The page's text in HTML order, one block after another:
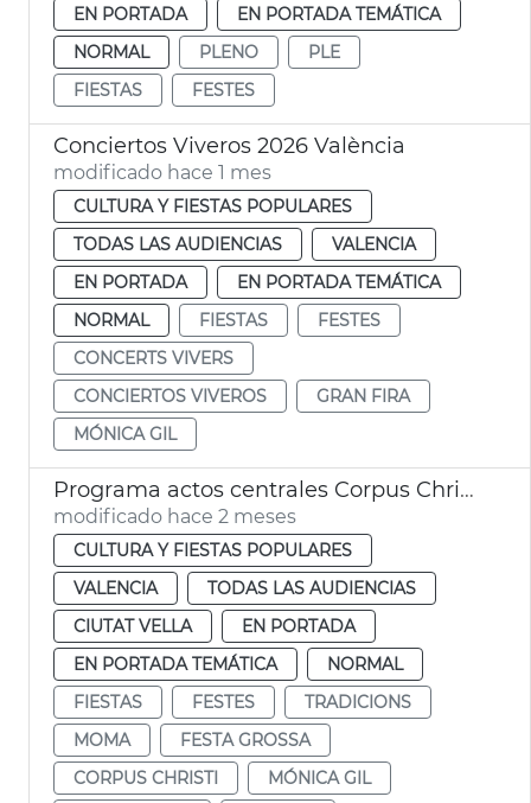
EN PORTADA
EN PORTADA TEMÁTICA
NORMAL
PLENO
PLE
FIESTAS
FESTES
Conciertos Viveros 2026 València
modificado hace 1 mes
CULTURA Y FIESTAS POPULARES
TODAS LAS AUDIENCIAS
VALENCIA
EN PORTADA
EN PORTADA TEMÁTICA
NORMAL
FIESTAS
FESTES
CONCERTS VIVERS
CONCIERTOS VIVEROS
GRAN FIRA
MÓNICA GIL
Programa actos centrales Corpus Christi València
modificado hace 2 meses
CULTURA Y FIESTAS POPULARES
VALENCIA
TODAS LAS AUDIENCIAS
CIUTAT VELLA
EN PORTADA
EN PORTADA TEMÁTICA
NORMAL
FIESTAS
FESTES
TRADICIONS
MOMA
FESTA GROSSA
CORPUS CHRISTI
MÓNICA GIL